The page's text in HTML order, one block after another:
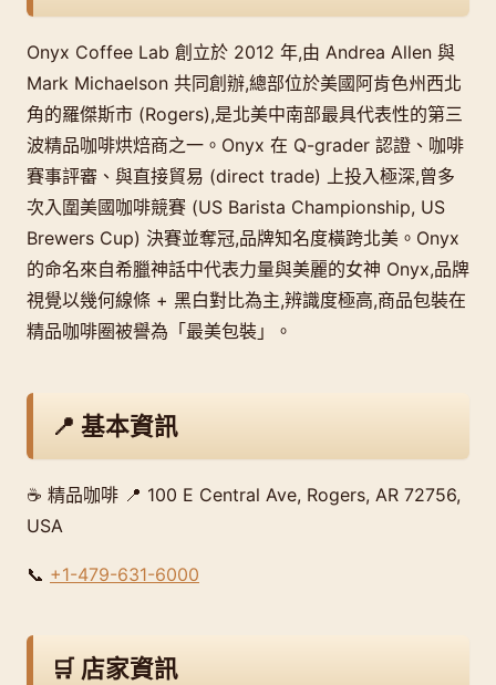
Onyx Coffee Lab 創立於 2012 年,由 Andrea Allen 與
Mark Michaelson 共同創辦,總部位於美國阿肯色州西北
角的羅傑斯市 (Rogers),是北美中南部最具代表性的第三
波精品咖啡烘焙商之一。Onyx 在 Q-grader 認證、咖啡
賽事評審、與直接貿易 (direct trade) 上投入極深,曾多
次入圍美國咖啡競賽 (US Barista Championship, US
Brewers Cup) 決賽並奪冠,品牌知名度橫跨北美。Onyx
的命名來自希臘神話中代表力量與美麗的女神 Onyx,品牌
視覺以幾何線條 + 黑白對比為主,辨識度極高,商品包裝在
精品咖啡圈被譽為「最美包裝」。
📍 基本資訊
☕ 精品咖啡 📍 100 E Central Ave, Rogers, AR 72756,
USA
📞 +1-479-631-6000
🛒 店家資訊